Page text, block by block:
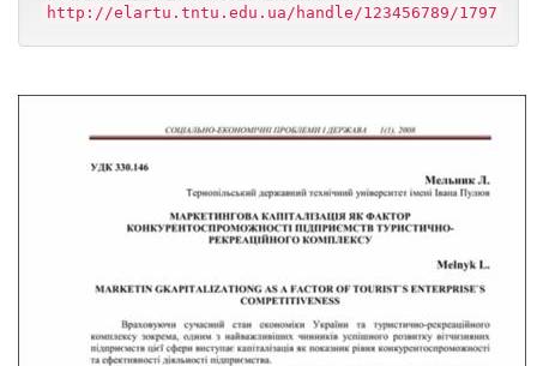
http://elartu.tntu.edu.ua/handle/123456789/1797